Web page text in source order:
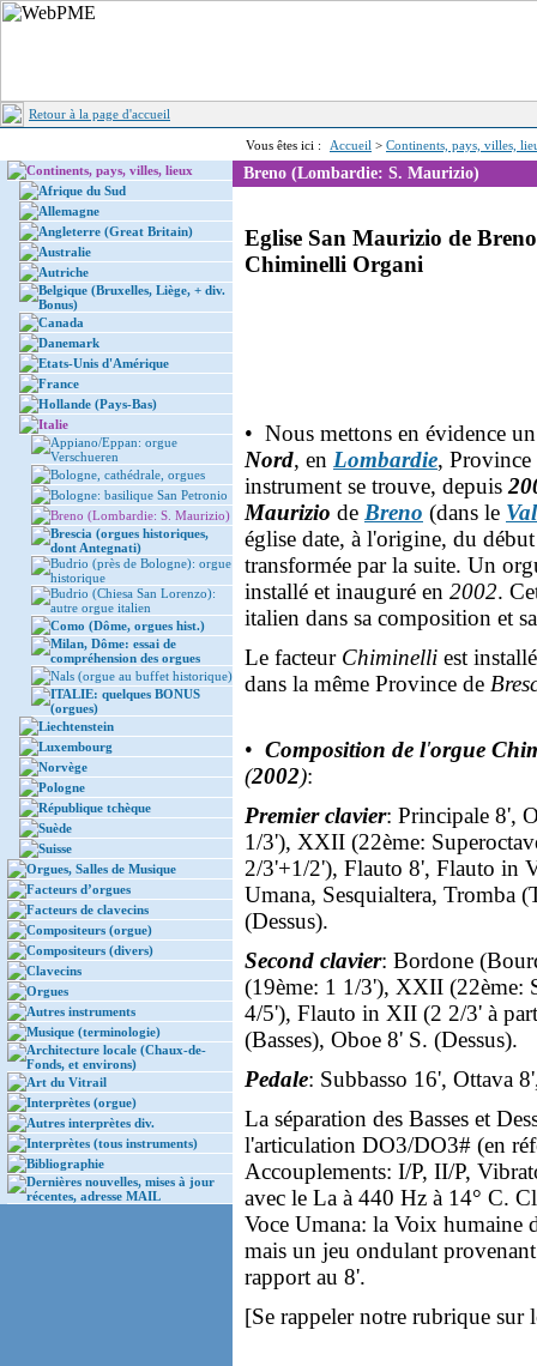
Retour à la page d'accueil
Vous êtes ici : Accueil > Continents, pays, villes,
Continents, pays, villes, lieux
Afrique du Sud
Allemagne
Angleterre (Great Britain)
Australie
Autriche
Belgique (Bruxelles, Liège, + div.
Bonus)
Canada
Danemark
Etats-Unis d'Amérique
France
Hollande (Pays-Bas)
Italie
Appiano/Eppan: orgue
Verschueren
Bologne, cathédrale, orgues
Bologne: basilique San Petronio
Breno (Lombardie: S. Maurizio)
Brescia (orgues historiques,
dont Antegnati)
Budrio (près de Bologne): orgue
historique
Budrio (Chiesa San Lorenzo):
autre orgue italien
Como (Dôme, orgues hist.)
Milan, Dôme: essai de
compréhension des orgues
Nals (orgue au buffet historique)
ITALIE: quelques BONUS
(orgues)
Liechtenstein
Luxembourg
Norvège
Pologne
République tchèque
Suède
Suisse
Orgues, Salles de Musique
Facteurs d’orgues
Facteurs de clavecins
Compositeurs (orgue)
Compositeurs (divers)
Clavecins
Orgues
Autres instruments
Musique (terminologie)
Architecture locale (Chaux-de-
Fonds, et environs)
Art du Vitrail
Interprètes (orgue)
Autres interprètes div.
Interprètes (tous instruments)
Bibliographie
Dernières nouvelles, mises à jour
récentes, adresse MAIL
Breno (Lombardie: S. Maurizio)
Eglise San Maurizio de
Chiminelli Organi
• Nous mettons en évidence
Nord, en Lombardie,
instrument se trouve, depuis
Maurizio de Breno (dans le
église date, à l'origine, du
transformée par la suite. Un
installé et inauguré en 2002.
italien dans sa composition et
Le facteur Chiminelli est
dans la même Province de
• Composition de l'orgue
(2002):
Premier clavier: Principale 8',
1/3'), XXII (22ème:
2/3'+1/2'), Flauto 8', Flauto in
Umana, Sesquialtera, Tromba
(Dessus).
Second clavier: Bordone
(19ème: 1 1/3'), XXII (22ème:
4/5'), Flauto in XII (2 2/3' à
(Basses), Oboe 8' S. (Dessus).
Pedale: Subbasso 16', Ottava
La séparation des Basses et
l'articulation DO3/DO3# (en
Accouplements: I/P, II/P,
avec le La à 440 Hz à 14° C.
Voce Umana: la Voix humaine
mais un jeu ondulant
rapport au 8'.
[Se rappeler notre rubrique